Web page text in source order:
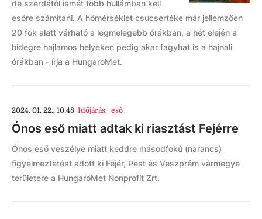
de szerdától ismét több hullámban kell
esőre számítani. A hőmérséklet csúcsértéke már jellemzően
20 fok alatt várható a legmelegebb órákban, a hét elején a
hidegre hajlamos helyeken pedig akár fagyhat is a hajnali
órákban - írja a HungaroMet.
2024. 01. 22., 10:48 Időjárás, eső
Ónos eső miatt adtak ki riasztást Fejérre
Ónos eső veszélye miatt keddre másodfokú (narancs)
figyelmeztetést adott ki Fejér, Pest és Veszprém vármegye
területére a HungaroMet Nonprofit Zrt.